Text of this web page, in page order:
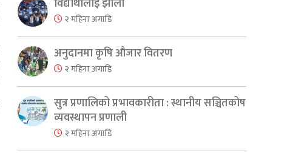
विद्यार्थीलाई झोला
२ महिना अगाडि
अनुदानमा कृषि औजार वितरण
२ महिना अगाडि
सुत्र प्रणालिको प्रभावकारीता : स्थानीय सञ्चितकोष
व्यवस्थापन प्रणाली
२ महिना अगाडि